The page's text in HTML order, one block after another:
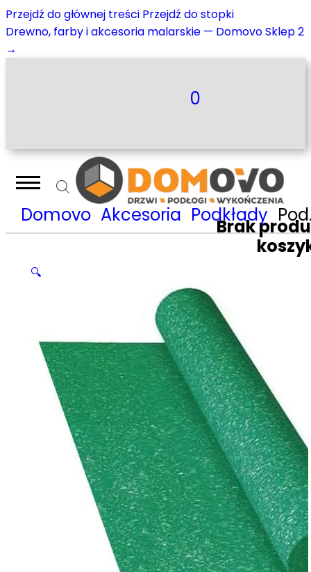
Przejdź do głównej treści Przejdź do stopki
Drewno, farby i akcesoria malarskie — Domovo Sklep 2
→
0
Brak
Domovo Akcesoria Podkłady Podkład pod panele Pianomat 4 mm
🔍